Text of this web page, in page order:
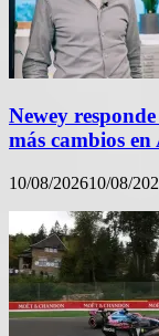
Newey
más cambios
10/08/202610/08/